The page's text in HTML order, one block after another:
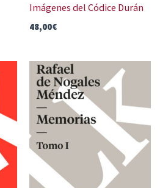
Imágenes del Códice Durán
48,00€